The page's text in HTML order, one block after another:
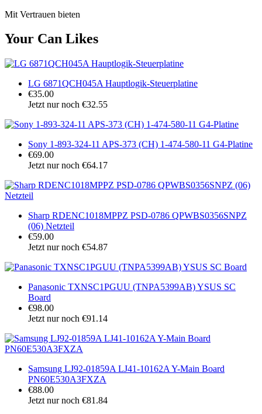
Mit Vertrauen bieten
Your Can Likes
LG 6871QCH045A Hauptlogik-Steuerplatine
€35.00
Jetzt nur noch €32.55
Sony 1-893-324-11 APS-373 (CH) 1-474-580-11 G4-Platine
€69.00
Jetzt nur noch €64.17
Sharp RDENC1018MPPZ PSD-0786 QPWBS0356SNPZ
(06) Netzteil
€59.00
Jetzt nur noch €54.87
Panasonic TXNSC1PGUU (TNPA5399AB) YSUS SC
Board
€98.00
Jetzt nur noch €91.14
Samsung LJ92-01859A LJ41-10162A Y-Main Board
PN60E530A3FXZA
€88.00
Jetzt nur noch €81.84